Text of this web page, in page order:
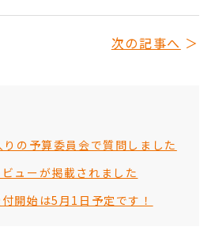
次の記事へ
の予算委員会で質問しました
ューが掲載されました
開始は5月1日予定です！